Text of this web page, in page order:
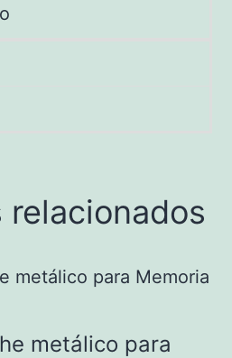
relacionados
metálico para